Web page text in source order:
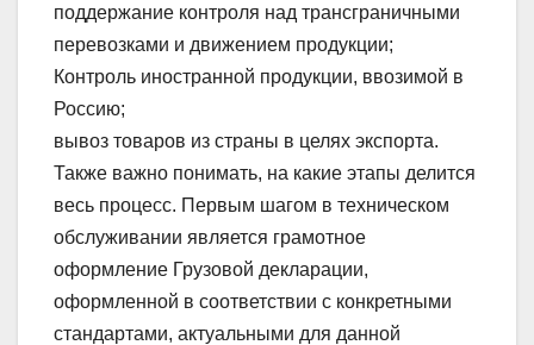
поддержание контроля над трансграничными
перевозками и движением продукции;
Контроль иностранной продукции, ввозимой в
Россию;
вывоз товаров из страны в целях экспорта.
Также важно понимать, на какие этапы делится
весь процесс. Первым шагом в техническом
обслуживании является грамотное
оформление Грузовой декларации,
оформленной в соответствии с конкретными
стандартами, актуальными для данной